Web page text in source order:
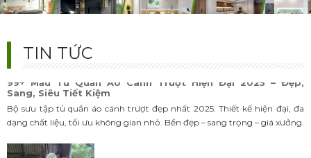
TIN TỨC
Sang, Siêu Tiết Kiệm
Bộ sưu tập tủ quần áo cánh trượt đẹp nhất 2025. Thiết kế hiện đại, đa
dạng chất liệu, tối ưu không gian nhỏ. Bền đẹp – sang trọng – giá xưởng.